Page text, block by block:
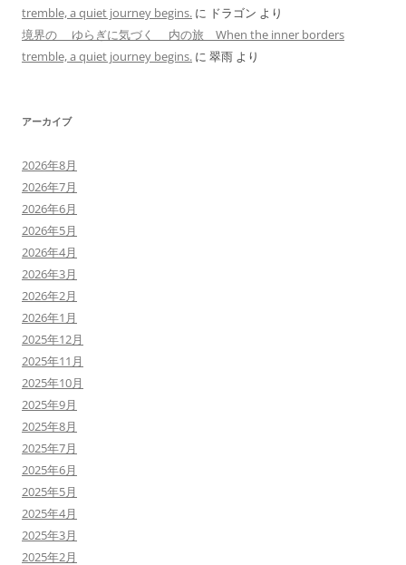
tremble, a quiet journey begins. に ドラゴン より
境界の ゆらぎに気づく 内の旅 When the inner borders
tremble, a quiet journey begins. に 翠雨 より
アーカイブ
2026年8月
2026年7月
2026年6月
2026年5月
2026年4月
2026年3月
2026年2月
2026年1月
2025年12月
2025年11月
2025年10月
2025年9月
2025年8月
2025年7月
2025年6月
2025年5月
2025年4月
2025年3月
2025年2月